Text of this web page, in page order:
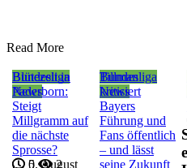
Read More
Bundesliga
News
Blütezeit in
Paderborn:
Steigt
Millgramm auf
die nächste
Sprosse?
5. August
0 2
Bundesliga
News
Tillman
kritisiert
Bayers
Führung und
Fans öffentlich
– und lässt
seine Zukunft